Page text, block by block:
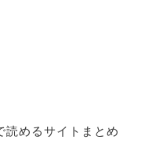
読めるサイトまとめ